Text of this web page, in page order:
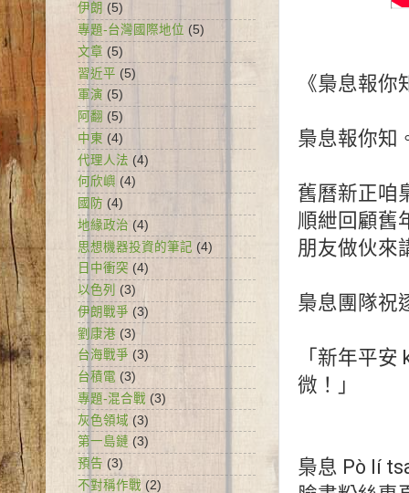
《梟息報
梟息報你知
舊曆新正咱
順紲回顧舊
朋友做伙來
梟息團隊祝
「新年平
微！」
梟息 Pò lí
伊朗 (5)
專題-台灣國際地位 (5)
文章 (5)
習近平 (5)
軍演 (5)
阿翻 (5)
中東 (4)
代理人法 (4)
何欣嶼 (4)
國防 (4)
地緣政治 (4)
思想機器投資的筆記 (4)
日中衝突 (4)
以色列
(3)
伊朗戰爭 (3)
劉康港 (3)
台海戰爭 (3)
台積電 (3)
專題-混合戰 (3)
灰色領域 (3)
第一島鏈 (3)
預告 (3)
不對稱作戰 (2)